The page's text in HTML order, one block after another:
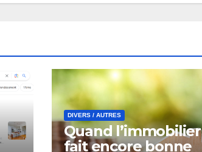
DIVERS / AUTRES
Quand l’immobilier
fait encore bonne